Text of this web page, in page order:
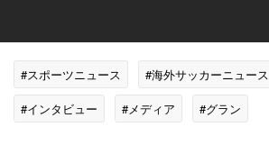
#スポーツニュース #海外サッカーニュース
#インタビュー
#メディア
#グラン